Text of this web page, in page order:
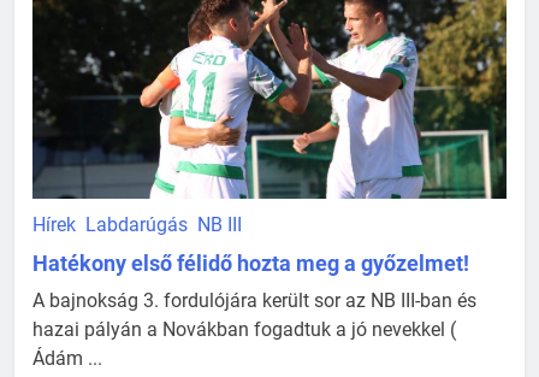
Hírek Labdarúgás NB III
Hatékony első félidő hozta meg a győzelmet!
A bajnokság 3. fordulójára került sor az NB III-ban és
hazai pályán a Novákban fogadtuk a jó nevekkel (
Ádám ...